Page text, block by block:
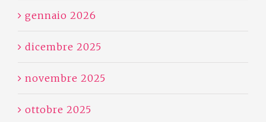
gennaio 2026
dicembre 2025
novembre 2025
ottobre 2025